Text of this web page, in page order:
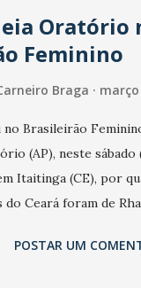
Oratório
Feminino
Braga março
Brasileirão
(AP), neste sábado
Itaitinga (CE), por
Ceará foram de
do segundo tempo.
POSTAR UM